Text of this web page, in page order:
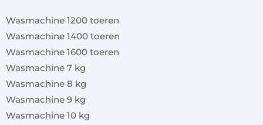
Wasmachine 1200 toeren
Wasmachine 1400 toeren
Wasmachine 1600 toeren
Wasmachine 7 kg
Wasmachine 8 kg
Wasmachine 9 kg
Wasmachine 10 kg